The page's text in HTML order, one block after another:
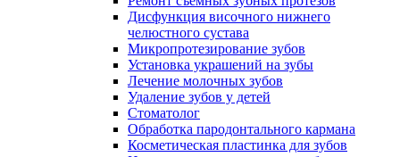
Дисфункция височного нижнего
челюстного сустава
Микропротезирование зубов
Установка украшений на зубы
Лечение молочных зубов
Удаление зубов у детей
Стоматолог
Обработка пародонтального кармана
Косметическая пластинка для зубов